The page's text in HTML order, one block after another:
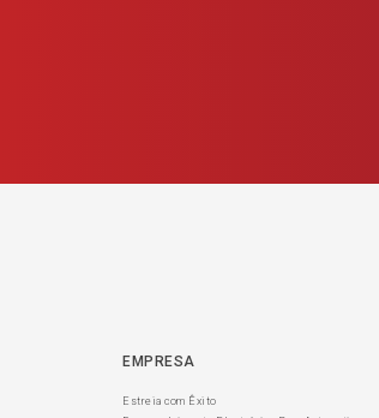
EMPRESA
Estreia com Êxito